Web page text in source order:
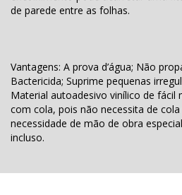
de parede entre as folhas.
Vantagens: A prova d’água; Não
Bactericida; Suprime pequenas
Material autoadesivo vinílico de fácil
com cola, pois não necessita de
necessidade de mão de obra
incluso.